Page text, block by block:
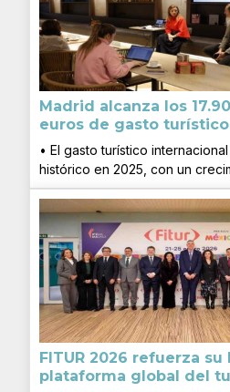
Madrid alcanza los
euros de gasto
• El gasto turístico
histórico en 2025, con un
FITUR 2026 refuerza
plataforma global del